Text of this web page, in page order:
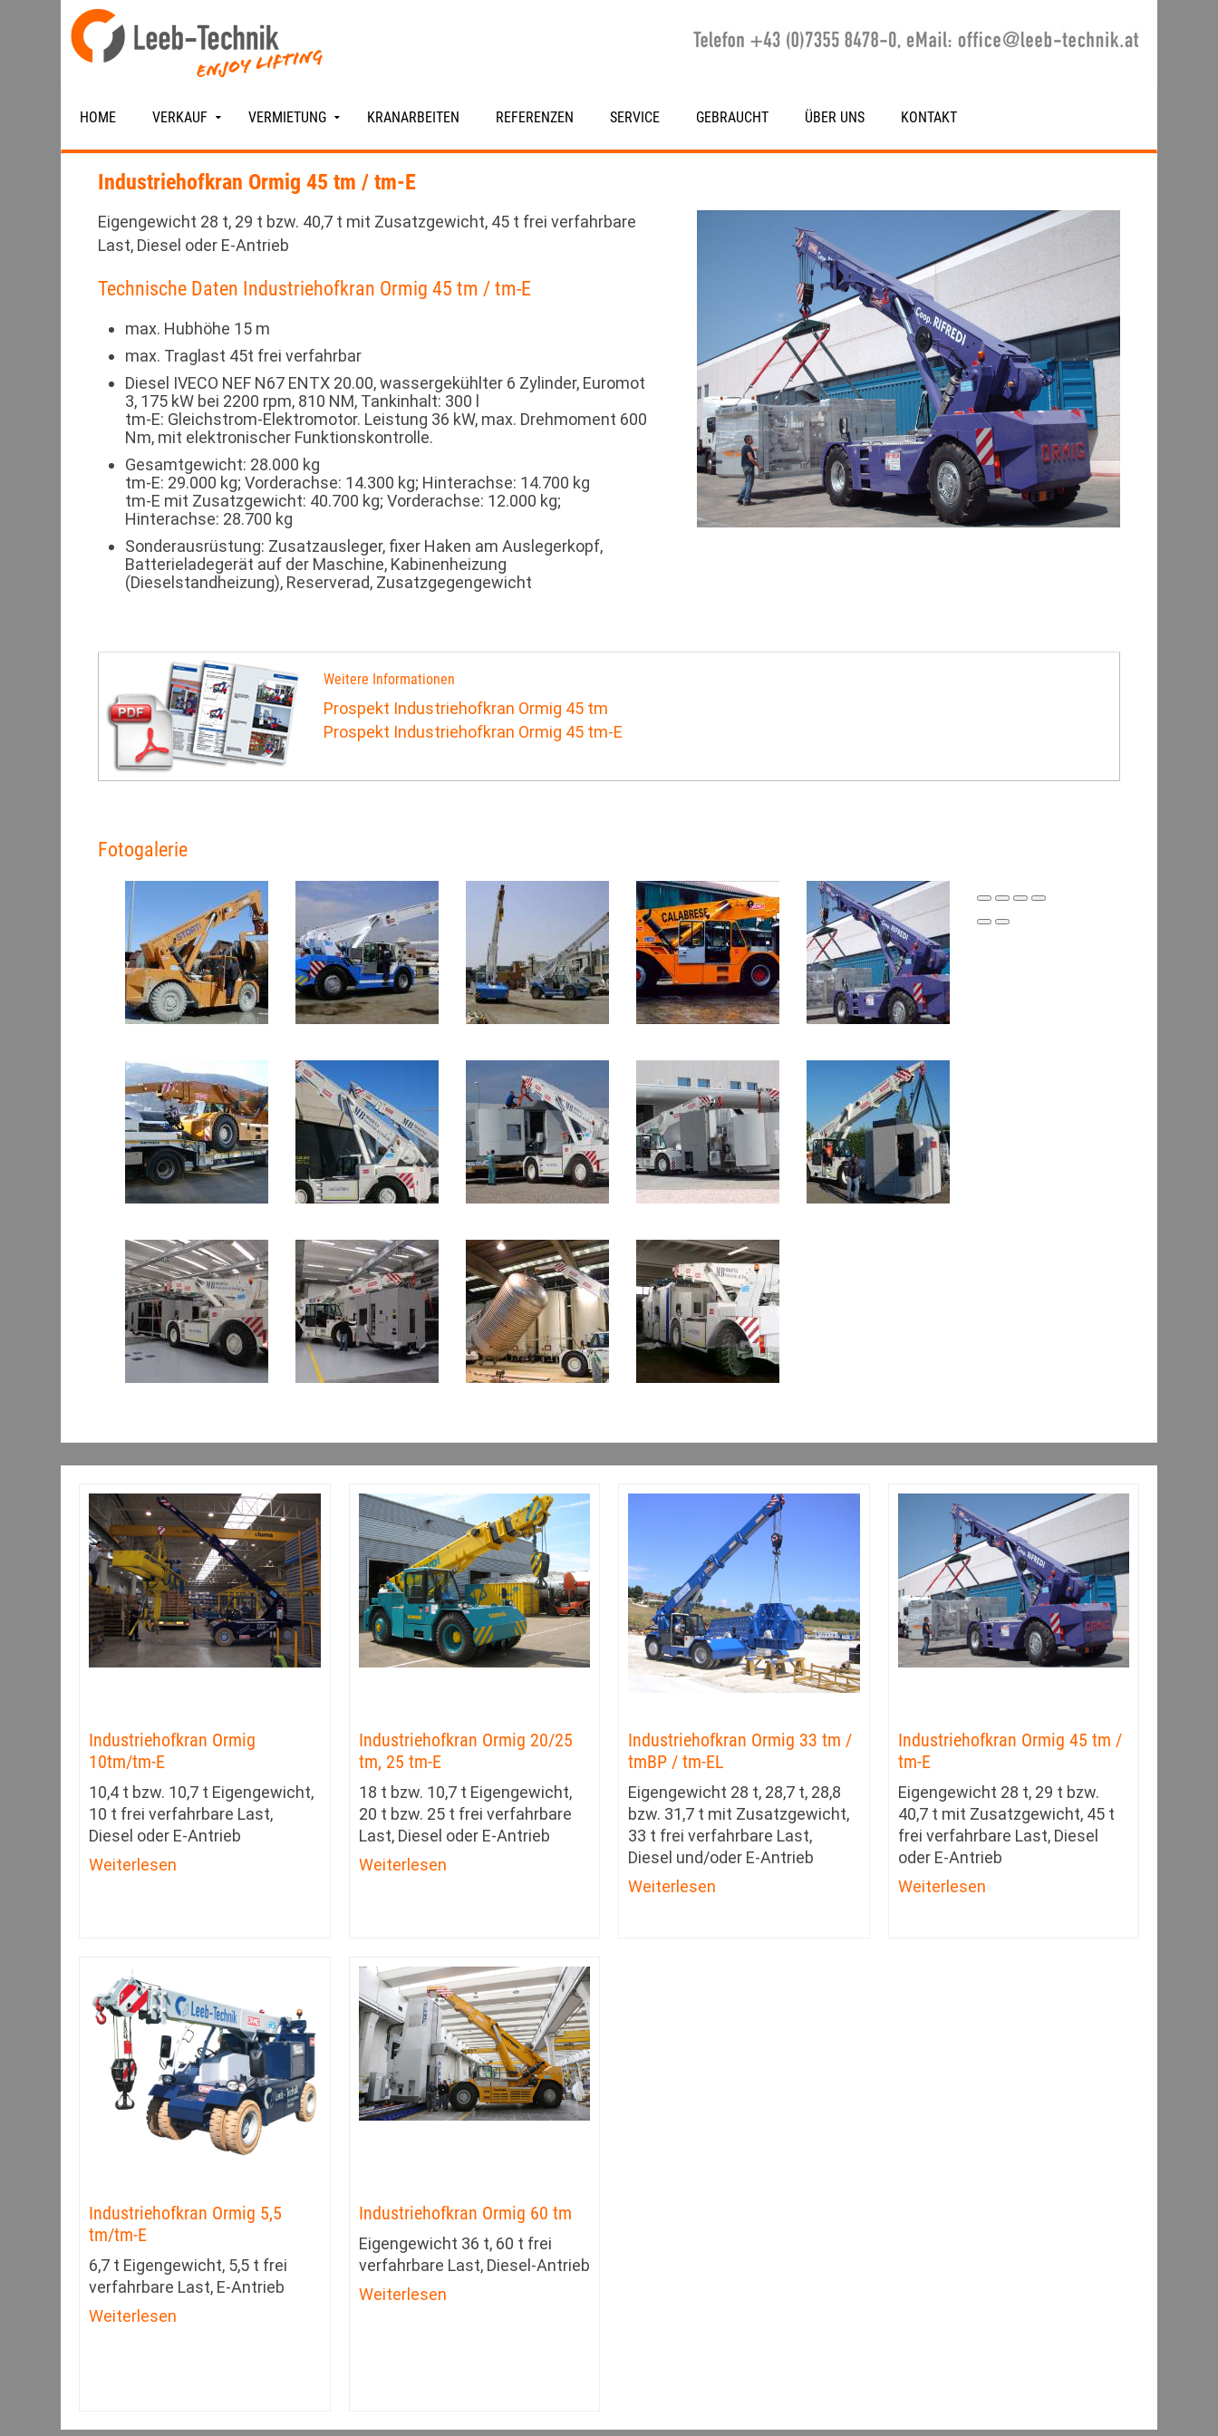
HOME VERKAUF VERMIETUNG KRANARBEITEN REFERENZEN SERVICE GEBRAUCHT ÜBER UNS KONTAKT
Industriehofkran Ormig 45 tm / tm-E
Eigengewicht 28 t, 29 t bzw. 40,7 t mit Zusatzgewicht, 45 t frei verfahrbare
Last, Diesel oder E-Antrieb
Technische Daten Industriehofkran Ormig 45 tm / tm-E
max. Hubhöhe 15 m
max. Traglast 45t frei verfahrbar
Diesel IVECO NEF N67 ENTX 20.00, wassergekühlter 6 Zylinder, Euromot
3, 175 kW bei 2200 rpm, 810 NM, Tankinhalt: 300 l
tm-E: Gleichstrom-Elektromotor. Leistung 36 kW, max. Drehmoment 600
Nm, mit elektronischer Funktionskontrolle.
Gesamtgewicht: 28.000 kg
tm-E: 29.000 kg; Vorderachse: 14.300 kg; Hinterachse: 14.700 kg
tm-E mit Zusatzgewicht: 40.700 kg; Vorderachse: 12.000 kg;
Hinterachse: 28.700 kg
Sonderausrüstung: Zusatzausleger, fixer Haken am Auslegerkopf,
Batterieladegerät auf der Maschine, Kabinenheizung
(Dieselstandheizung), Reserverad, Zusatzgegengewicht
Weitere Informationen
Prospekt Industriehofkran Ormig 45 tm
Prospekt Industriehofkran Ormig 45 tm-E
Fotogalerie
Industriehofkran Ormig
10tm/tm-E
10,4 t bzw. 10,7 t Eigengewicht,
10 t frei verfahrbare Last,
Diesel oder E-Antrieb
Weiterlesen
Industriehofkran Ormig 20/25
tm, 25 tm-E
18 t bzw. 10,7 t Eigengewicht,
20 t bzw. 25 t frei verfahrbare
Last, Diesel oder E-Antrieb
Weiterlesen
Industriehofkran Ormig 33 tm /
tmBP / tm-EL
Eigengewicht 28 t, 28,7 t, 28,8
bzw. 31,7 t mit Zusatzgewicht,
33 t frei verfahrbare Last,
Diesel und/oder E-Antrieb
Weiterlesen
Industriehofkran Ormig 45 tm /
tm-E
Eigengewicht 28 t, 29 t bzw.
40,7 t mit Zusatzgewicht, 45 t
frei verfahrbare Last, Diesel
oder E-Antrieb
Weiterlesen
Industriehofkran Ormig 5,5
tm/tm-E
6,7 t Eigengewicht, 5,5 t frei
verfahrbare Last, E-Antrieb
Weiterlesen
Industriehofkran Ormig 60 tm
Eigengewicht 36 t, 60 t frei
verfahrbare Last, Diesel-Antrieb
Weiterlesen